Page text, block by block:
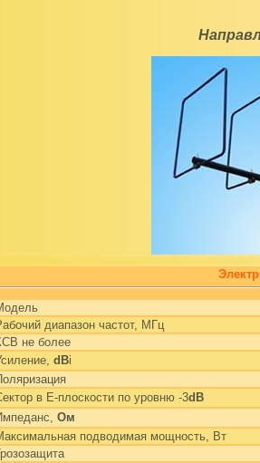
диапазон частот, МГц
не более
dBi
в Е-плоскости по уровню -3dB
Ом
подводимая мощность, Вт